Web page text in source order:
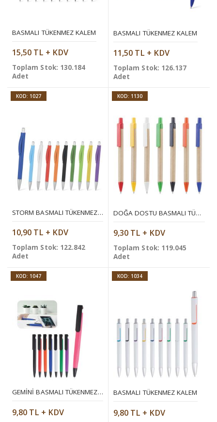
BASMALI TÜKENMEZ KALEM
15,50 TL + KDV
Toplam Stok: 130.184
Adet
BASMALI TÜKENMEZ KALEM
11,50 TL + KDV
Toplam Stok: 126.137
Adet
KOD: 1027
STORM BASMALI TÜKENMEZ KALEM
10,90 TL + KDV
Toplam Stok: 122.842
Adet
KOD: 1130
DOĞA DOSTU BASMALI TÜKENMEZ KALEM
9,30 TL + KDV
Toplam Stok: 119.045
Adet
KOD: 1047
GEMINI BASMALI TÜKENMEZ KALEM
9,80 TL + KDV
KOD: 1034
BASMALI TÜKENMEZ KALEM
9,80 TL + KDV